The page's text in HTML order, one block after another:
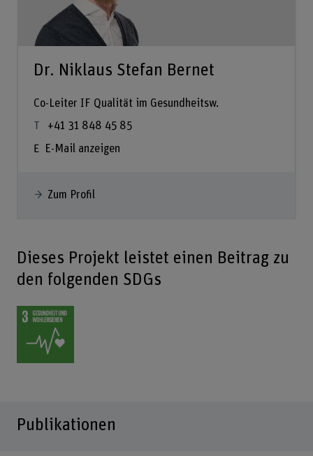
Dr. Niklaus Stefan Bernet
Co-Leiter IF Qualität im Gesundheitsw.
+41 31 848 45 85
E-Mail anzeigen
Zum Profil
Dieses Projekt leistet einen Beitrag zu
den folgenden SDGs
Publikationen